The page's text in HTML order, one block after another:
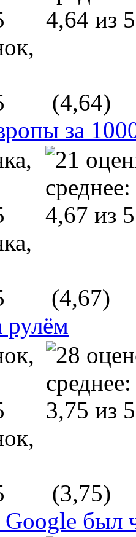
(4,64)
за
(4,67)
рулём
(3,75)
был